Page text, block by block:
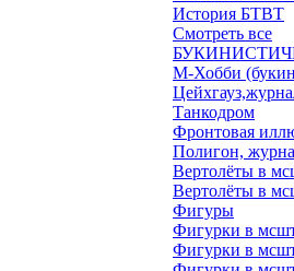
История БТВТ
Смотреть все
М-Хобби
Танкодром
Фронтовая
Полигон,
Вертолёты в
Вертолёты в
Фигуры
Фигурки в
Фигурки в